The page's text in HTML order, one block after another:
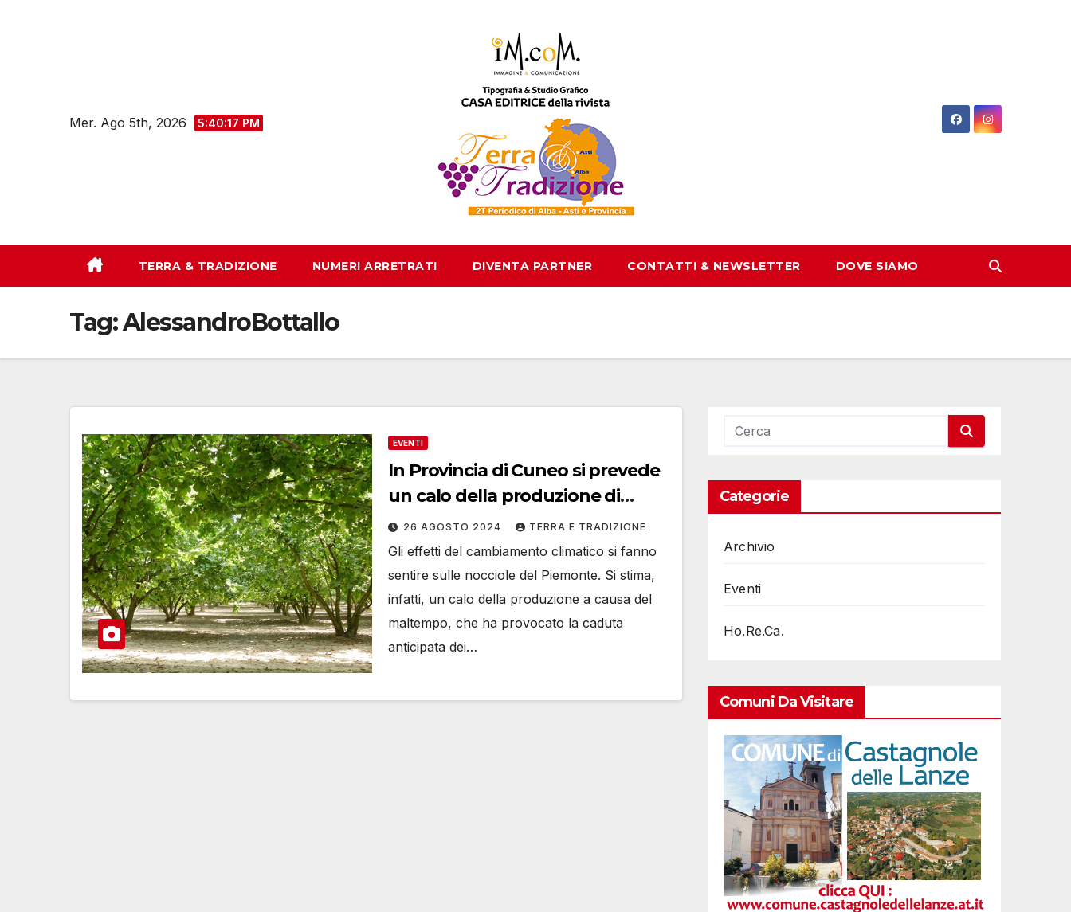
Mer. Ago 5th, 2026 5:40:18 PM
TERRA & TRADIZIONE NUMERI ARRETRATI DIVENTA PARTNER CONTATTI & NEWSLETTER DOVE SIAMO
Tag:AlessandroBottallo
EVENTI
In Provincia di Cuneo si prevede
un calo della produzione di
nocciole
26 AGOSTO 2024 TERRA E TRADIZIONE
Gli effetti del cambiamento climatico si fanno
sentire sulle nocciole del Piemonte. Si stima,
infatti, un calo della produzione a causa del
maltempo, che ha provocato la caduta
anticipata dei…
Categorie
Archivio
Eventi
Ho.Re.Ca.
Comuni Da Visitare